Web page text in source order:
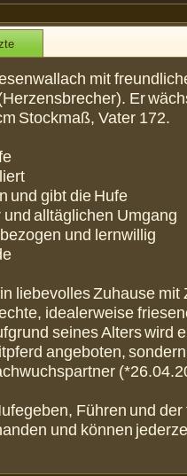
mit
Er
Stockmaß, Vater 172.
und gibt die Hufe
alltäglichen Umgang
und lernwillig
liebevolles Zuhause mit
idealerweise
seines Alters wird
angeboten,
Führen und
und können